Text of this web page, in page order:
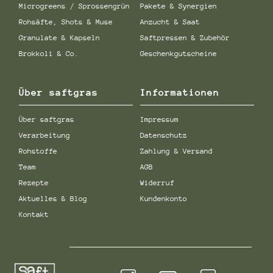
Produktseite
gewählt
gewählt
werden
Microgreens / Sprossengrün
Rohsäfte, Shots & Muse
Granulate & Kapseln
Brokkoli & Co.
Pakete & Synergien
Anzucht & Saat
Saftpressen & Zubehör
Geschenkgutscheine
Über saftgras
Über saftgras
Verarbeitung
Rohstoffe
Team
Rezepte
Aktuelles & Blog
Kontakt
Informationen
Impressum
Datenschutz
Zahlung & Versand
AGB
Widerruf
Kundenkonto